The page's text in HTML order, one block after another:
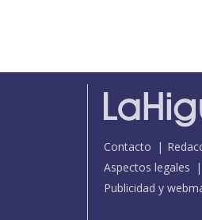
Contacto
Aspectos legales
Publicidad y